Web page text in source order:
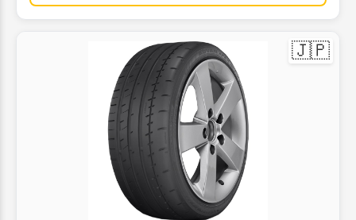
🇯🇵